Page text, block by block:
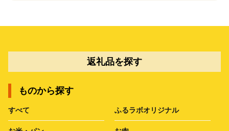
返礼品を探す
ものから探す
すべて ふるラボオリジナル